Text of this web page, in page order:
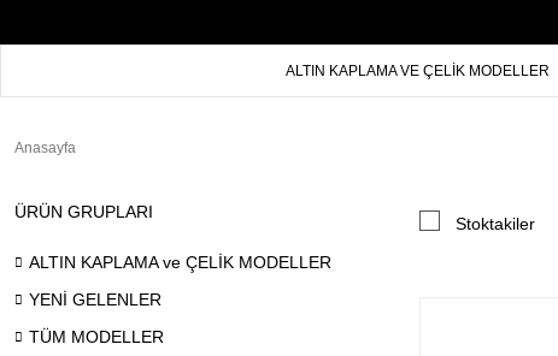
ALTIN KAPLAMA VE ÇELİK MODELLER
Anasayfa
ÜRÜN GRUPLARI
ALTIN KAPLAMA ve ÇELİK MODELLER
YENİ GELENLER
TÜM MODELLER
Stoktakiler